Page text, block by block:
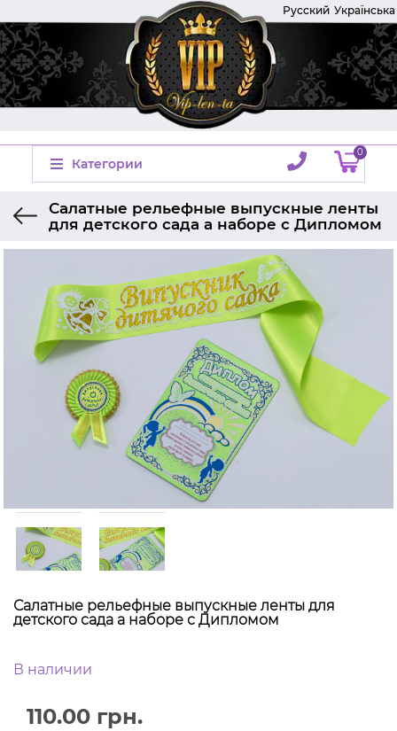
Русский Українська
Категории
0
Салатные рельефные выпускные ленты
для детского сада а наборе с Дипломом
Производитель
Украина
Ленты на выпускной
Лента выпускник детского сада
Салатные рельефные выпускные ленты для
детского сада а наборе с Дипломом
В наличии
110.00 грн.